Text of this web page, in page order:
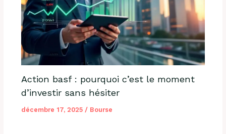
Action basf : pourquoi c’est le moment
d’investir sans hésiter
décembre 17, 2025 / Bourse